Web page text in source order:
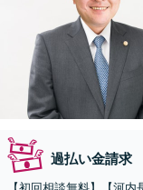
過払い金請求